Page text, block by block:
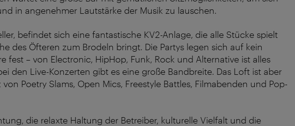
in angenehmer Lautstärke der Musik zu lauschen.
befindet sich eine fantastische KV2-Anlage, die alle Stücke spielt
des Öfteren zum Brodeln bringt. Die Partys legen sich auf kein
fest – von Electronic, HipHop, Funk, Rock und Alternative ist alles
den Live-Konzerten gibt es eine große Bandbreite. Das Loft ist aber
Poetry Slams, Open Mics, Freestyle Battles, Filmabenden und Pop-
die relaxte Haltung der Betreiber, kulturelle Vielfalt und die